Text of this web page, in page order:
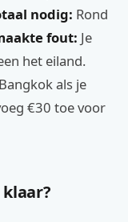
nodig: Rond
fout: Je
het eiland.
als je
€30 toe voor